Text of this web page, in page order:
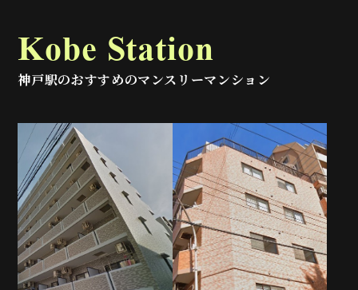
Kobe Station
神戸駅のおすすめのマンスリーマンション